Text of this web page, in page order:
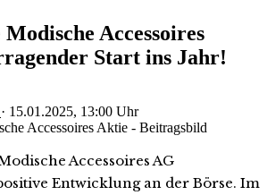
Accessoires
Start ins Jahr!
· 15.01.2025, 13:00 Uhr
Accessoires AG
Entwicklung an der Börse. Im